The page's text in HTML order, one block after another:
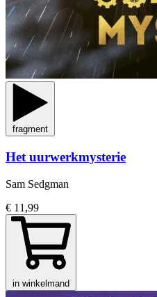
fragment
Het uurwerkmysterie
Sam Sedgman
€ 11,99
in winkelmand